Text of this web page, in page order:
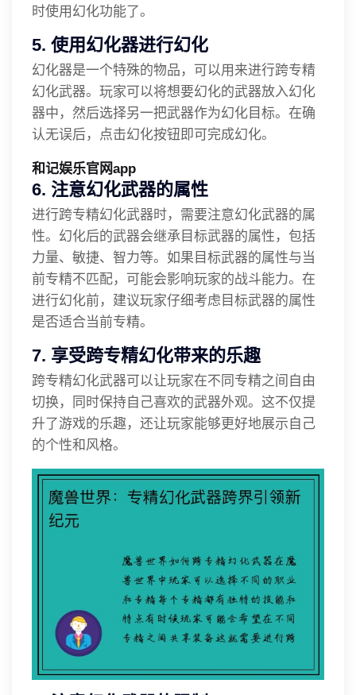
时使用幻化功能了。
5. 使用幻化器进行幻化
幻化器是一个特殊的物品，可以用来进行跨专精
幻化武器。玩家可以将想要幻化的武器放入幻化
器中，然后选择另一把武器作为幻化目标。在确
认无误后，点击幻化按钮即可完成幻化。
和记娱乐官网app
6. 注意幻化武器的属性
进行跨专精幻化武器时，需要注意幻化武器的属
性。幻化后的武器会继承目标武器的属性，包括
力量、敏捷、智力等。如果目标武器的属性与当
前专精不匹配，可能会影响玩家的战斗能力。在
进行幻化前，建议玩家仔细考虑目标武器的属性
是否适合当前专精。
7. 享受跨专精幻化带来的乐趣
跨专精幻化武器可以让玩家在不同专精之间自由
切换，同时保持自己喜欢的武器外观。这不仅提
升了游戏的乐趣，还让玩家能够更好地展示自己
的个性和风格。